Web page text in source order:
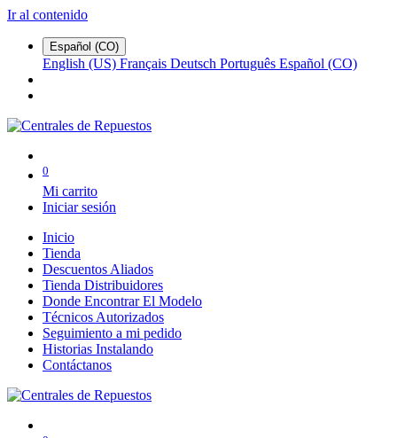
Ir al contenido
Español (CO)
English (US) Français Deutsch Português Español (CO)
0
Mi carrito
Iniciar sesión
Inicio
Tienda
Descuentos Aliados
Tienda Distribuidores
Donde Encontrar El Modelo
Técnicos Autorizados
Seguimiento a mi pedido
Historias Instalando
Contáctanos